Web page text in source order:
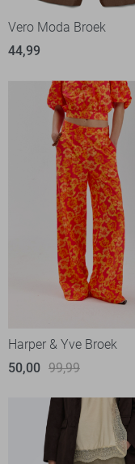
Vero Moda Broek
44,99
Harper & Yve Broek
50,00 99,99